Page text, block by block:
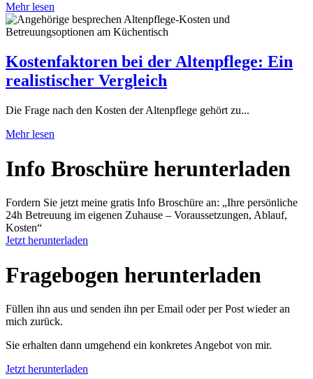
Mehr lesen
Kostenfaktoren bei der Altenpflege: Ein
realistischer Vergleich
Die Frage nach den Kosten der Altenpflege gehört zu...
Mehr lesen
Info Broschüre herunter­laden
Fordern Sie jetzt meine gratis Info Broschüre an: „Ihre persönliche
24h Betreuung im eigenen Zuhause – Voraussetzungen, Ablauf,
Kosten“
Jetzt herunterladen
Fragebogen herunter­laden
Füllen ihn aus und senden ihn per Email oder per Post wieder an
mich zurück.
Sie erhalten dann umgehend ein konkretes Angebot von mir.
Jetzt herunterladen